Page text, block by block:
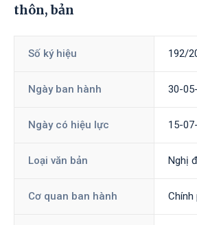
thôn, bản
Số ký hiệu 192/
Ngày ban hành 30-
Ngày có hiệu lực 15-
Loại văn bản Nghị
Cơ quan ban hành Chính